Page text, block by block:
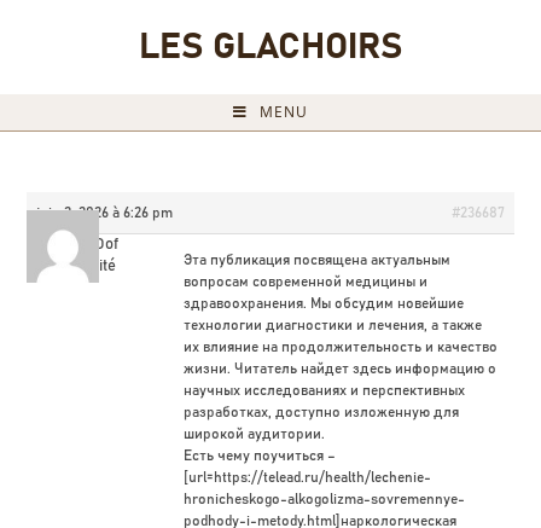
LES GLACHOIRS
MENU
juin 2, 2026 à 6:26 pm #236687
ScottDof
Invité
Эта публикация посвящена актуальным
вопросам современной медицины и
здравоохранения. Мы обсудим новейшие
технологии диагностики и лечения, а также
их влияние на продолжительность и качество
жизни. Читатель найдет здесь информацию о
научных исследованиях и перспективных
разработках, доступно изложенную для
широкой аудитории.
Есть чему поучиться –
[url=https://telead.ru/health/lechenie-
hronicheskogo-alkogolizma-sovremennye-
podhody-i-metody.html]наркологическая